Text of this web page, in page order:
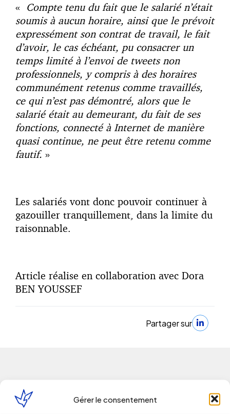
Gérer le consentement
« Compte tenu du fait que le salarié n’était
soumis à aucun horaire, ainsi que le prévoit
expressément son contrat de travail, le fait
d’avoir, le cas échéant, pu consacrer un
temps limité à l’envoi de tweets non
professionnels, y compris à des horaires
communément retenus comme travaillés,
ce qui n’est pas démontré, alors que le
salarié était au demeurant, du fait de ses
fonctions, connecté à Internet de manière
quasi continue, ne peut être retenu comme
fautif. »
Les salariés vont donc pouvoir continuer à
gazouiller tranquillement, dans la limite du
raisonnable.
Article réalise en collaboration avec Dora
BEN YOUSSEF
Partager sur